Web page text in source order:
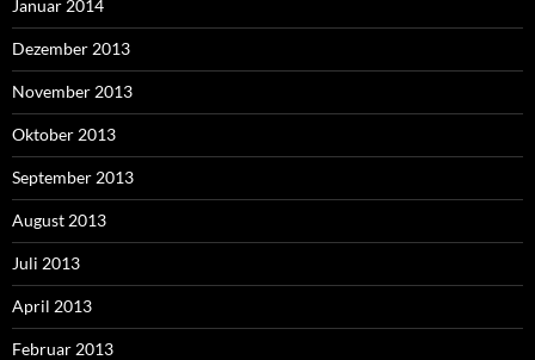
Januar 2014
Dezember 2013
November 2013
Oktober 2013
September 2013
August 2013
Juli 2013
April 2013
Februar 2013